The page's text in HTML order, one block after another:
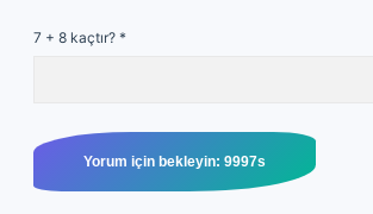
7 + 8 kaçtır? *